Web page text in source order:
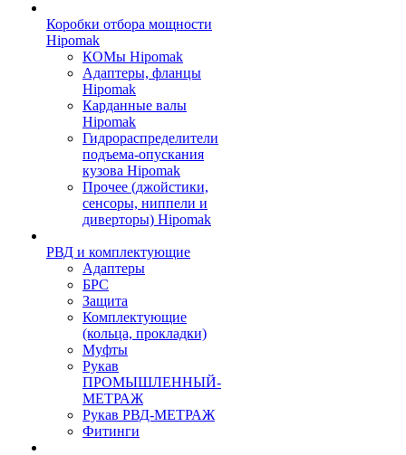
Коробки отбора мощности
Hipomak
КОМы Hipomak
Адаптеры, фланцы
Hipomak
Карданные валы
Hipomak
Гидрораспределители
подъема-опускания
кузова Hipomak
Прочее (джойстики,
сенсоры, ниппели и
диверторы) Hipomak
РВД и комплектующие
Адаптеры
БРС
Защита
Комплектующие
(кольца, прокладки)
Муфты
Рукав
ПРОМЫШЛЕННЫЙ-
МЕТРАЖ
Рукав РВД-МЕТРАЖ
Фитинги